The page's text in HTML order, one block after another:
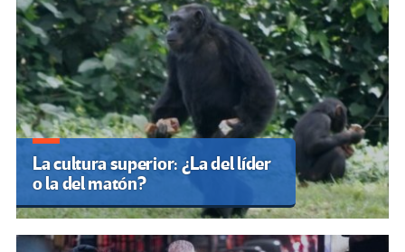
La cultura superior: ¿La del líder
o la del matón?